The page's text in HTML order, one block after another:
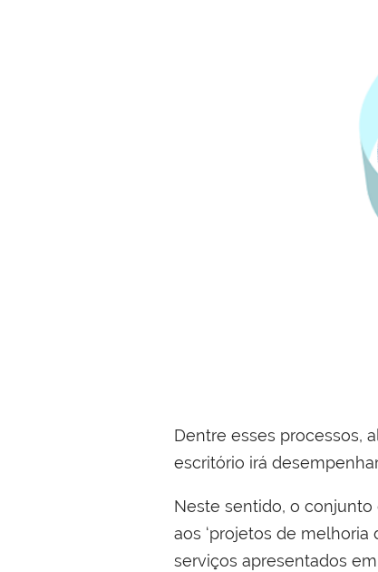
Dentre esses processos,
escritório irá
Neste sentido, o conjunto
aos ‘projetos de melhoria
serviços apresentados